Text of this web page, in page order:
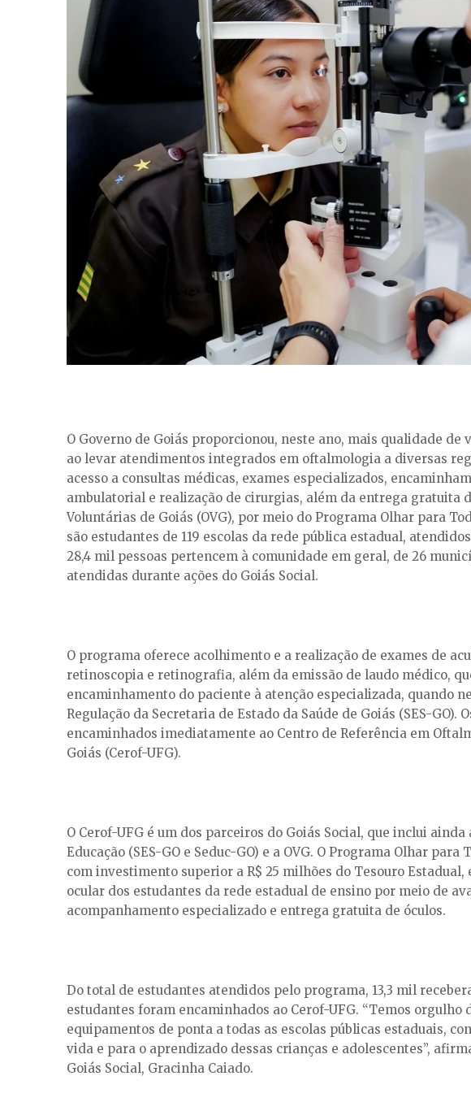
O Governo de Goiás proporcionou, neste ano, mais qualidade de
ao levar atendimentos integrados em oftalmologia a diversas
acesso a consultas médicas, exames especializados,
ambulatorial e realização de cirurgias, além da entrega gratuita
Voluntárias de Goiás (OVG), por meio do Programa Olhar para
são estudantes de 119 escolas da rede pública estadual,
28,4 mil pessoas pertencem à comunidade em geral, de 26
atendidas durante ações do Goiás Social.
O programa oferece acolhimento e a realização de exames de
retinoscopia e retinografia, além da emissão de laudo médico,
encaminhamento do paciente à atenção especializada, quando
Regulação da Secretaria de Estado da Saúde de Goiás (SES-GO).
encaminhados imediatamente ao Centro de Referência em
Goiás (Cerof-UFG).
O Cerof-UFG é um dos parceiros do Goiás Social, que inclui
Educação (SES-GO e Seduc-GO) e a OVG. O Programa Olhar
com investimento superior a R$ 25 milhões do Tesouro
ocular dos estudantes da rede estadual de ensino por meio de
acompanhamento especializado e entrega gratuita de óculos.
Do total de estudantes atendidos pelo programa, 13,3 mil
estudantes foram encaminhados ao Cerof-UFG. “Temos
equipamentos de ponta a todas as escolas públicas estaduais,
vida e para o aprendizado dessas crianças e adolescentes”,
Goiás Social, Gracinha Caiado.